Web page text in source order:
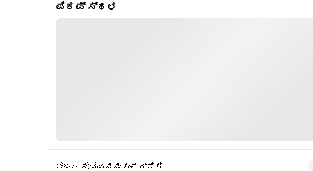
ಪಿಕಪ್ ಸ್ಥಳ
ಬೆಂಬಲ ಸೇವೆಯನ್ನು ಸಂಪರ್ಕಿಸಿ